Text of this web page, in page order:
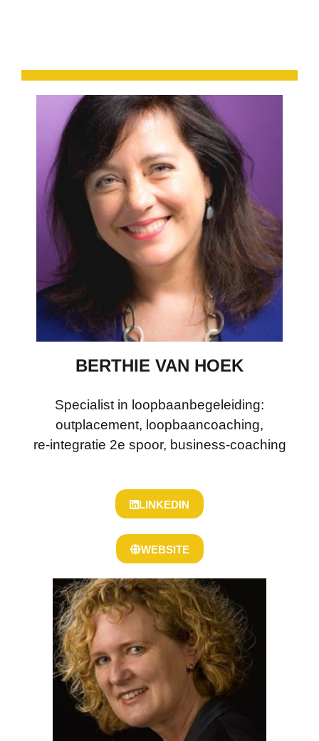
BERTHIE VAN HOEK
Specialist in loopbaanbegeleiding:
outplacement, loopbaancoaching,
re-integratie 2e spoor, business-coaching
LINKEDIN
WEBSITE